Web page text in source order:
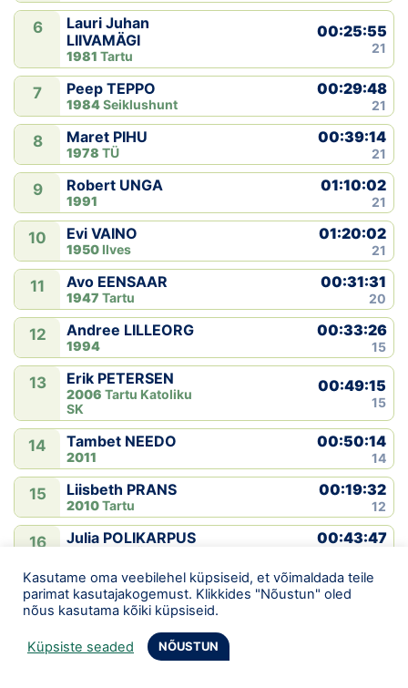
6
Lauri Juhan
LIIVAMÄGI
1981 Tartu
00:25:55
21
7 Peep TEPPO
1984Seiklushunt
00:29:48
21
8 Maret PIHU
1978 TÜ
00:39:14
21
9 Robert UNGA
1991
01:10:02
21
10 Evi VAINO
1950 Ilves
01:20:02
21
11 Avo EENSAAR
1947 Tartu
00:31:31
20
12 Andree LILLEORG
1994
00:33:26
15
13 Erik PETERSEN
2006 Tartu Katoliku
SK
00:49:15
15
14 Tambet NEEDO
2011
00:50:14
14
15 Liisbeth PRANS
2010Tartu
00:19:32
12
16 Julia POLIKARPUS 00:43:47
17 Tekla LIIVAMÄGI
2015Lalli küla
00:43:47
18
1943
Kasutame oma veebilehel küpsiseid, et võimaldada teile
parimat kasutajakogemust. Klikkides "Nõustun" oled
nõus kasutama kõiki küpsiseid.
Küpsiste seaded NÕUSTUN